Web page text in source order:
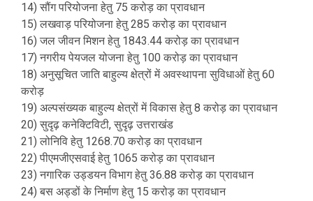
14) सौंग परियोजना हेतु 75 करोड़ का प्रावधान
15) लखवाड़ परियोजना हेतु 285 करोड़ का प्रावधान
16) जल जीवन मिशन हेतु 1843.44 करोड़ का प्रावधान
17) नगरीय पेयजल योजना हेतु 100 करोड़ का प्रावधान
18) अनुसूचित जाति बाहुल्य क्षेत्रों में अवस्थापना सुविधाओं हेतु 60
करोड़
19) अल्पसंख्यक बाहुल्य क्षेत्रों में विकास हेतु 8 करोड़ का प्रावधान
20) सुदृढ़ कनेक्टिविटी, सुदृढ़ उत्तराखंड
21) लोनिवि हेतु 1268.70 करोड़ का प्रावधान
22) पीएमजीएसवाई हेतु 1065 करोड़ का प्रावधान
23) नगारिक उड्डयन विभाग हेतु 36.88 करोड़ का प्रावधान
24) बस अड्डों के निर्माण हेतु 15 करोड़ का प्रावधान